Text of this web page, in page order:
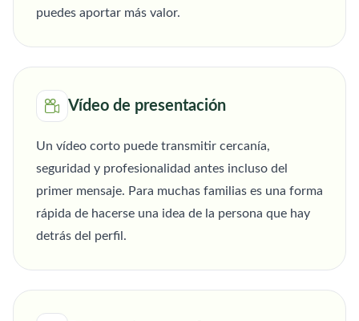
puedes aportar más valor.
Vídeo de presentación
Un vídeo corto puede transmitir cercanía,
seguridad y profesionalidad antes incluso del
primer mensaje. Para muchas familias es una forma
rápida de hacerse una idea de la persona que hay
detrás del perfil.